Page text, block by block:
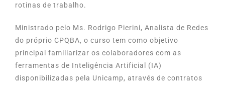
rotinas de trabalho.
Ministrado pelo Ms. Rodrigo Pierini, Analista de Redes
do próprio CPQBA, o curso tem como objetivo
principal familiarizar os colaboradores com as
ferramentas de Inteligência Artificial (IA)
disponibilizadas pela Unicamp, através de contratos